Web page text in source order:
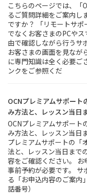
こちらのページでは、「
るご質問詳細をご案内し
ですか？ 「リモートサ
でなくお客さまのPCや
由で確認しながら行うサ
お客さまの画面を見なが
に専門知識は全く必要ご
ンクをご参照くだ
OCNプレミアムサポー
み方法と、レッスン当日
OCNプレミアムサポート
み方法と、レッスン当日
プレミアムサポートの「
法と、レッスン当日まで
容をご確認ください。
事前予約が必要です。 サ
る「お申込内容のご案内
話番号）